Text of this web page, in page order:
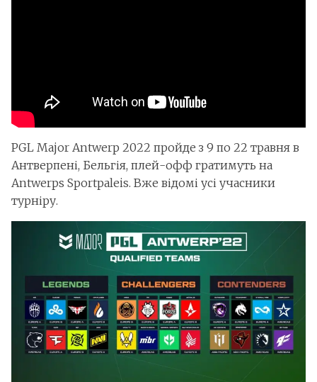
PGL Major Antwerp 2022 пройде з 9 по 22 травня в
Антверпені, Бельгія, плей-офф гратимуть на
Antwerps Sportpaleis. Вже відомі усі учасники
турніру.